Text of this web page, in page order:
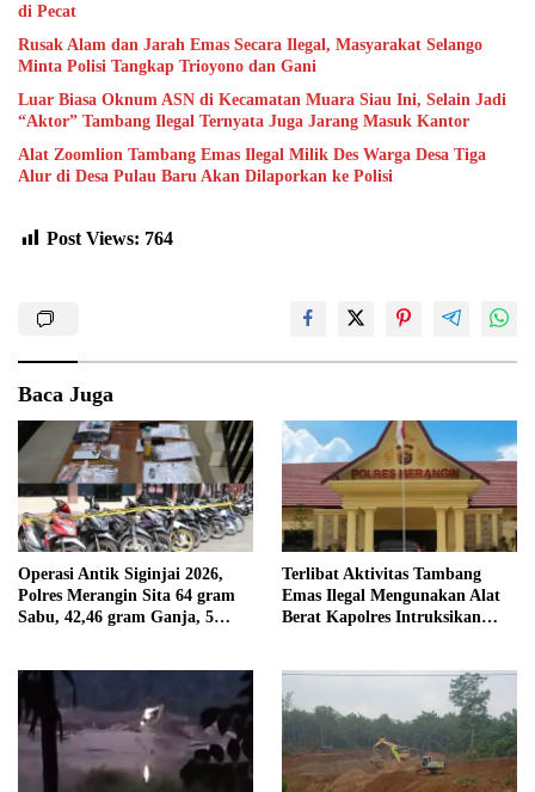
di Pecat
Rusak Alam dan Jarah Emas Secara Ilegal, Masyarakat Selango
Minta Polisi Tangkap Trioyono dan Gani
Luar Biasa Oknum ASN di Kecamatan Muara Siau Ini, Selain Jadi
“Aktor” Tambang Ilegal Ternyata Juga Jarang Masuk Kantor
Alat Zoomlion Tambang Emas Ilegal Milik Des Warga Desa Tiga
Alur di Desa Pulau Baru Akan Dilaporkan ke Polisi
Post Views: 764
Baca Juga
Operasi Antik Siginjai 2026,
Polres Merangin Sita 64 gram
Sabu, 42,46 gram Ganja, 5
Terlibat Aktivitas Tambang
Emas Ilegal Mengunakan Alat
Berat Kapolres Intruksikan
Tanjung Mudo